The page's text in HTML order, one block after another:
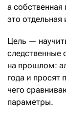
а
это отдельная
Цель —
следственные
на прошлом:
года и просят
чего
параметры.